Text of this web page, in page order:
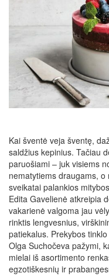
Kai šventė veja šventę,
saldžius kepinius. Tačiau
paruošiami – juk visiems
nematytiems draugams,
sveikatai palankios
Edita Gavelienė atkreipia
vakarienė valgoma jau
rinktis lengvesnius,
patiekalus. Prekybos
Olga Suchočeva pažymi,
mielai iš asortimento
egzotiškesnių ir